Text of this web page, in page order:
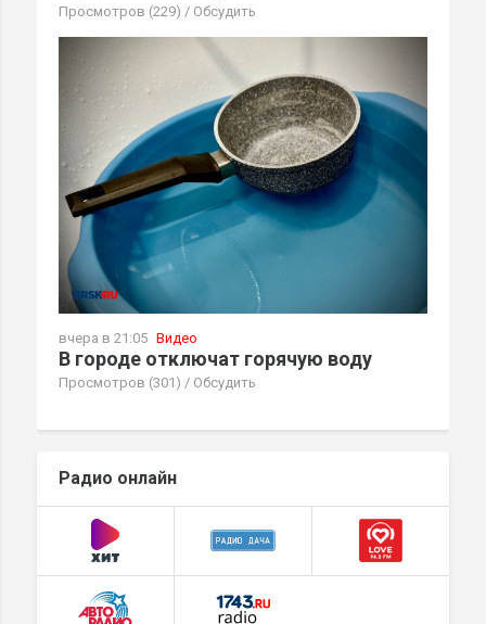
Просмотров (229) / Обсудить
вчера в 21:05 Видео
В городе отключат горячую воду
Просмотров (301) / Обсудить
Радио онлайн